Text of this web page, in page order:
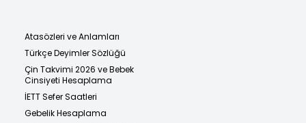
Atasözleri ve Anlamları
Türkçe Deyimler Sözlüğü
Çin Takvimi 2026 ve Bebek
Cinsiyeti Hesaplama
İETT Sefer Saatleri
Gebelik Hesaplama